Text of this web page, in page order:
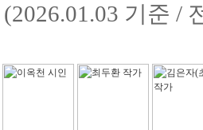
(2026.01.03 기준 /